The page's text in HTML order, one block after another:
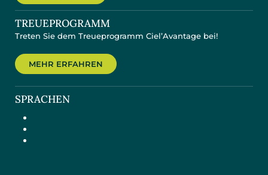
TREUEPROGRAMM
Treten Sie dem Treueprogramm Ciel’Avantage bei!
MEHR ERFAHREN
SPRACHEN